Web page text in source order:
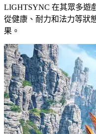
LIGHTSYNC 在其眾多遊
從健康、耐力和法力等狀
果。